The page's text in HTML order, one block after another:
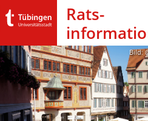
Rats­
Bild: